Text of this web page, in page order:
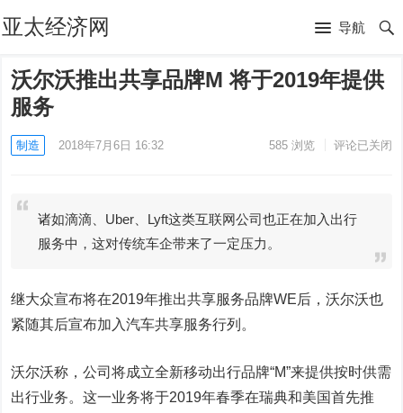
亚太经济网 导航
沃尔沃推出共享品牌M 将于2019年提供
服务
制造 2018年7月6日 16:32 585浏览 评论已关闭
诸如滴滴、Uber、Lyft这类互联网公司也正在加入出行
服务中，这对传统车企带来了一定压力。
继大众宣布将在2019年推出共享服务品牌WE后，沃尔沃也
紧随其后宣布加入汽车共享服务行列。
沃尔沃称，公司将成立全新移动出行品牌“M”来提供按时供需
出行业务。这一业务将于2019年春季在瑞典和美国首先推